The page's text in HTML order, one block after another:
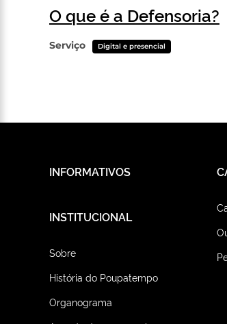
O que é a Defensoria?
Serviço Digital e presencial
INFORMATIVOS
INSTITUCIONAL
Sobre
História do Poupatempo
Organograma